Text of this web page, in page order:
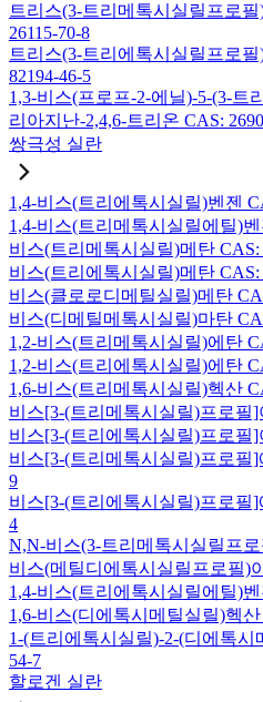
트리스(3-트리메톡시실릴프로
26115-70-8
트리스(3-트리에톡시실릴프로
82194-46-5
1,3-비스(프로프-2-에닐)-5-(3-트
리아지난-2,4,6-트리온 CAS:
쌍극성 실란
1,4-비스(트리에톡시실릴)벤젠
1,4-비스(트리메톡시실릴에틸)벤
비스(트리메톡시실릴)메탄 CAS:
비스(트리에톡시실릴)메탄 CAS:
비스(클로로디메틸실릴)메탄
비스(디메틸메톡시실릴)마탄
1,2-비스(트리메톡시실릴)에탄
1,2-비스(트리에톡시실릴)에탄
1,6-비스(트리메톡시실릴)헥산
비스[3-(트리메톡시실릴)프로필]
비스[3-(트리에톡시실릴)프로필]
비스[3-(트리메톡시실릴)프로필]
9
비스[3-(트리에톡시실릴)프로필]
4
N,N-비스(3-트리메톡시실릴프
비스(메틸디에톡시실릴프로필)
1,4-비스(트리에톡시실릴에틸)벤
1,6-비스(디에톡시메틸실릴)헥산
1-(트리에톡시실릴)-2-(디에톡시
54-7
할로겐 실란